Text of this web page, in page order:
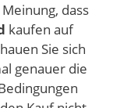
dass
kaufen auf
Sie sich
genauer die